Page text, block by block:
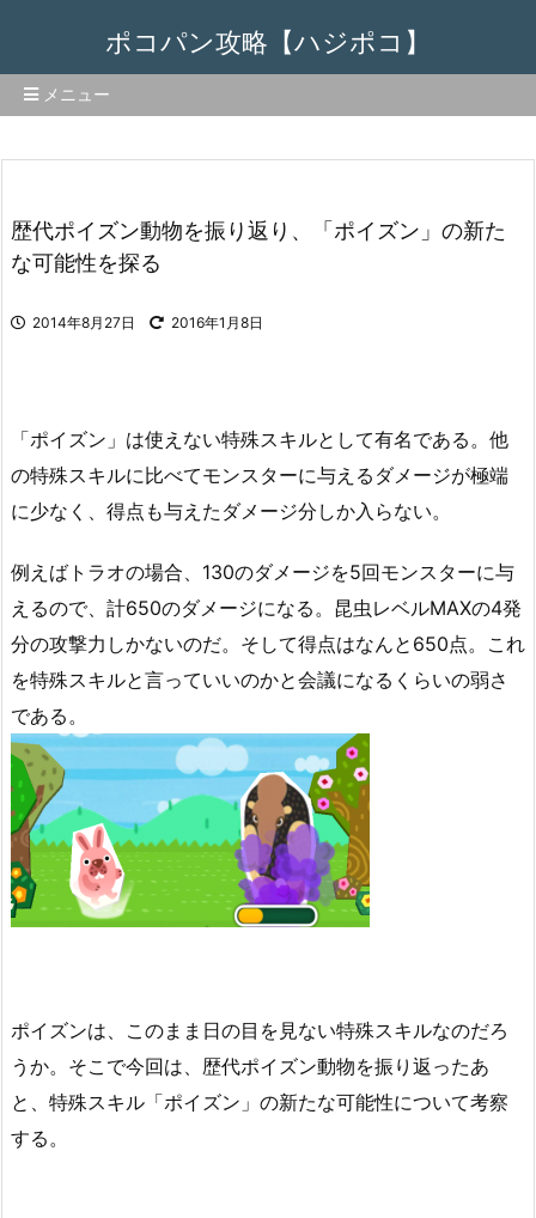
ポコパン攻略【ハジポコ】
メニュー
歴代ポイズン動物を振り返り、「ポイズン」の新た
な可能性を探る
2014年8月27日 2016年1月8日
「ポイズン」は使えない特殊スキルとして有名である。他
の特殊スキルに比べてモンスターに与えるダメージが極端
に少なく、得点も与えたダメージ分しか入らない。
例えばトラオの場合、130のダメージを5回モンスターに与
えるので、計650のダメージになる。昆虫レベルMAXの4発
分の攻撃力しかないのだ。そして得点はなんと650点。これ
を特殊スキルと言っていいのかと会議になるくらいの弱さ
である。
ポイズンは、このまま日の目を見ない特殊スキルなのだろ
うか。そこで今回は、歴代ポイズン動物を振り返ったあ
と、特殊スキル「ポイズン」の新たな可能性について考察
する。